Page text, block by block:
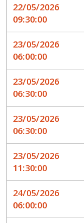
22/05/2026
09:30:00
23/05/2026
06:00:00
23/05/2026
06:30:00
23/05/2026
06:30:00
23/05/2026
11:30:00
24/05/2026
06:00:00